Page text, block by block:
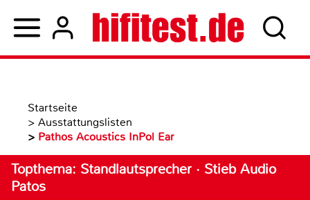
Startseite
> Ausstattungslisten
> Pathos Acoustics InPol Ear
Topthema: Standlautsprecher · Stieb Audio
Patos